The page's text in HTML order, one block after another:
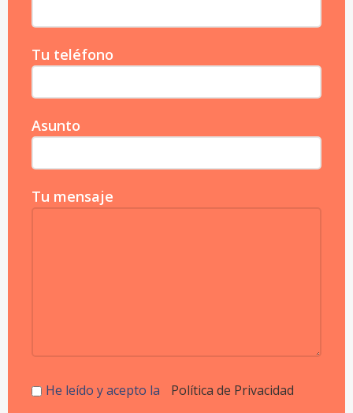
Tu teléfono
Asunto
Tu mensaje
He leído y acepto la Política de Privacidad